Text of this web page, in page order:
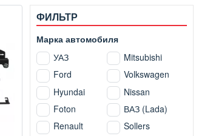
ФИЛЬТР
Марка автомобиля
УАЗ
Mitsubishi
Ford
Volkswagen
Hyundai
Nissan
Foton
ВАЗ (Lada)
Renault
Sollers